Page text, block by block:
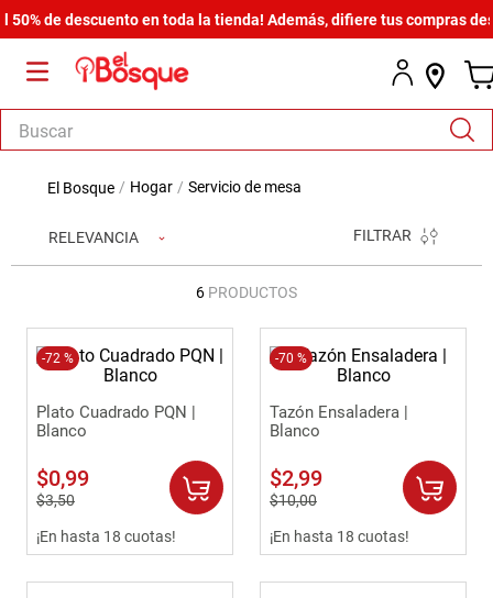
de descuento en toda la tienda! Además, difiere tus compras
Buscar
hogar servicio de mesa
RELEVANCIA FILTRAR
6 PRODUCTOS
-72 %
Plato Cuadrado PQN |
Blanco
$0,99
$3,50
¡En hasta 18 cuotas!
-70 %
Tazón Ensaladera |
Blanco
$2,99
$10,00
¡En hasta 18 cuotas!
cómoda estilo
armario lux
havana master
bicama zoe
comoda
10. sofa